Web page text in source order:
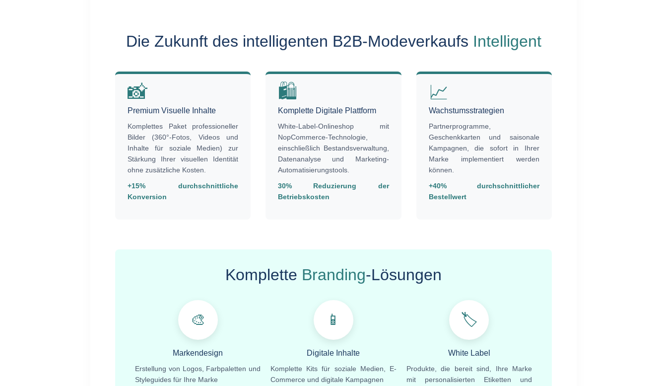
Die Zukunft des intelligenten B2B-Modeverkaufs Intelligent
📸
Premium Visuelle Inhalte
Komplettes Paket professioneller
Bilder (360°-Fotos, Videos und
Inhalte für soziale Medien) zur
Stärkung Ihrer visuellen Identität
ohne zusätzliche Kosten.
+15% durchschnittliche
Konversion
🛍️
Komplette Digitale Plattform
White-Label-Onlineshop mit
NopCommerce-Technologie,
einschließlich Bestandsverwaltung,
Datenanalyse und Marketing-
Automatisierungstools.
30% Reduzierung der
Betriebskosten
📈
Wachstumsstrategien
Partnerprogramme,
Geschenkkarten und saisonale
Kampagnen, die sofort in Ihrer
Marke implementiert werden
können.
+40% durchschnittlicher
Bestellwert
Komplette Branding-Lösungen
🎨
Markendesign
Erstellung von Logos, Farbpaletten und
Styleguides für Ihre Marke
📱
Digitale Inhalte
Komplette Kits für soziale Medien, E-
Commerce und digitale Kampagnen
🏷️
White Label
Produkte, die bereit sind, Ihre Marke
mit personalisierten Etiketten und